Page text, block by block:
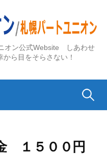
オン公式Website しあわせ
ら目をそらさない！
検
１５００円